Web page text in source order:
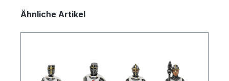
Produktgalerie überspringen
Ähnliche Artikel